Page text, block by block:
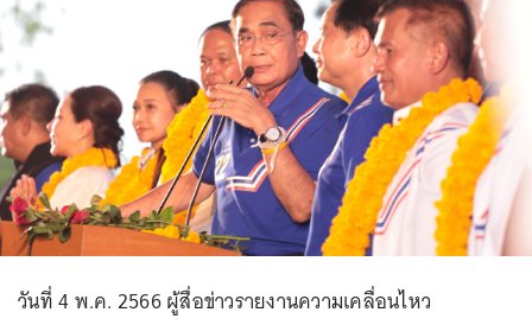
วันที่ 4 พ.ค. 2566 ผู้สื่อข่าวรายงานความเคลื่อนไหว